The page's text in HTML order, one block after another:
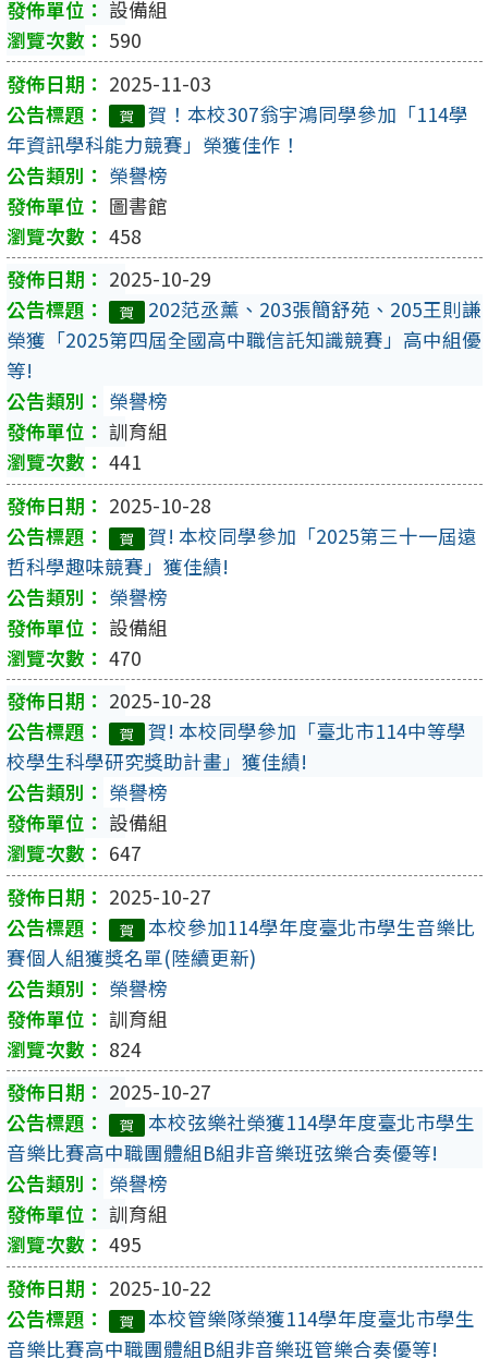
設備組
590
2025-11-03
賀
賀！本校307翁宇鴻同學參加「114學
年資訊學科能力競賽」榮獲佳作！
榮譽榜
圖書館
458
2025-10-29
賀
202范丞薰、203張簡舒苑、205王則謙
榮獲「2025第四屆全國高中職信託知識競賽」高中組優
等!
榮譽榜
訓育組
441
2025-10-28
賀
賀! 本校同學參加「2025第三十一屆遠
哲科學趣味競賽」獲佳績!
榮譽榜
設備組
470
2025-10-28
賀
賀! 本校同學參加「臺北市114中等學
校學生科學研究獎助計畫」獲佳績!
榮譽榜
設備組
647
2025-10-27
賀
本校參加114學年度臺北市學生音樂比
賽個人組獲獎名單(陸續更新)
榮譽榜
訓育組
824
2025-10-27
賀
本校弦樂社榮獲114學年度臺北市學生
音樂比賽高中職團體組B組非音樂班弦樂合奏優等!
榮譽榜
訓育組
495
2025-10-22
賀
本校管樂隊榮獲114學年度臺北市學生
音樂比賽高中職團體組B組非音樂班管樂合奏優等!